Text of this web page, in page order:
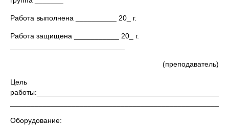
Работа выполнена __________ 20_ г.
Работа защищена ___________ 20_ г.
(преподаватель)
Цель
Оборудование: